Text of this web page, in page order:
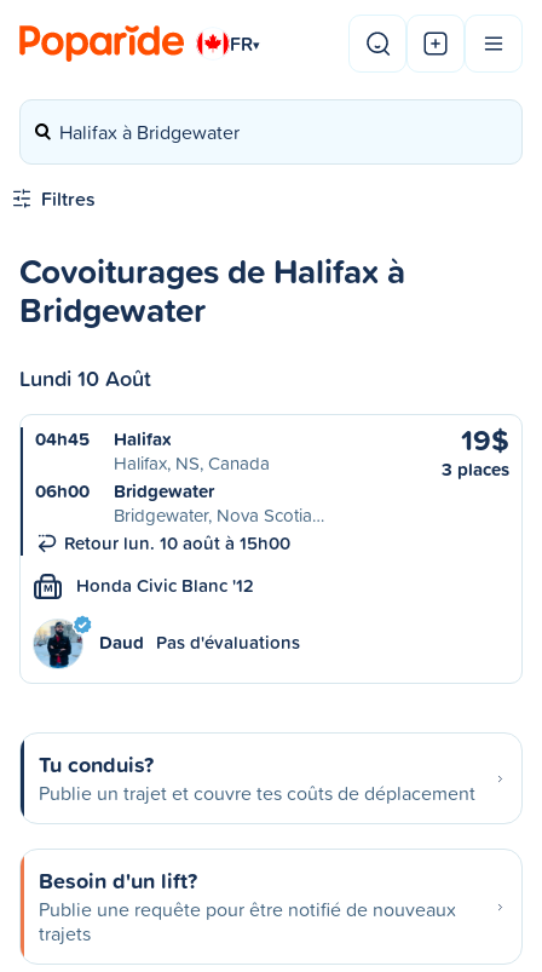
FR▾
Halifax à Bridgewater
Filtres
Covoiturages de Halifax à
Bridgewater
Lundi 10 Août
04h45
Halifax
Halifax, NS, Canada
06h00
Bridgewater
Bridgewater, Nova Scotia…
Retour lun. 10 août à 15h00
19$
3 places
M Honda Civic Blanc '12
Daud Pas d'évaluations
Tu conduis?
Publie un trajet et couvre tes coûts de déplacement
Besoin d'un lift?
Publie une requête pour être notifié de nouveaux
trajets